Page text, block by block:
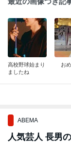
高校野球始まり
ましたね
お
ABEMA
人気芸人 長男